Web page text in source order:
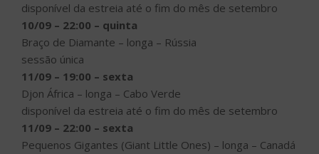
disponível da estreia até o fim do mês de setembro
10/09 – 22:00 – quinta
Braço de Diamante – longa – Rússia
sessão única
11/09 – 19:00 – sexta
Djon África – longa – Cabo Verde
disponível da estreia até o fim do mês de setembro
11/09 – 22:00 – sexta
Pequenos Gigantes (Giant Little Ones) – longa – Canadá